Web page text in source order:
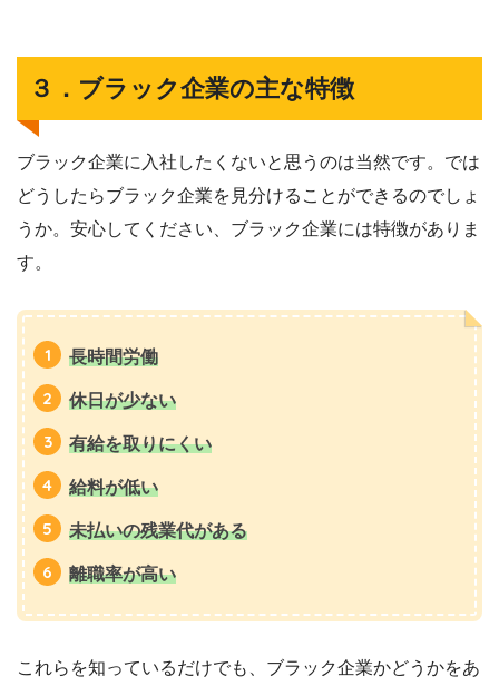
３．ブラック企業の主な特徴
ブラック企業に入社したくないと思うのは当然です。では
どうしたらブラック企業を見分けることができるのでしょ
うか。安心してください、ブラック企業には特徴がありま
す。
長時間労働
休日が少ない
有給を取りにくい
給料が低い
未払いの残業代がある
離職率が高い
これらを知っているだけでも、ブラック企業かどうかをあ